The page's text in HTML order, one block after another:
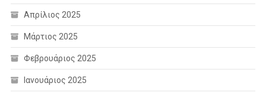
Απρίλιος 2025
Μάρτιος 2025
Φεβρουάριος 2025
Ιανουάριος 2025